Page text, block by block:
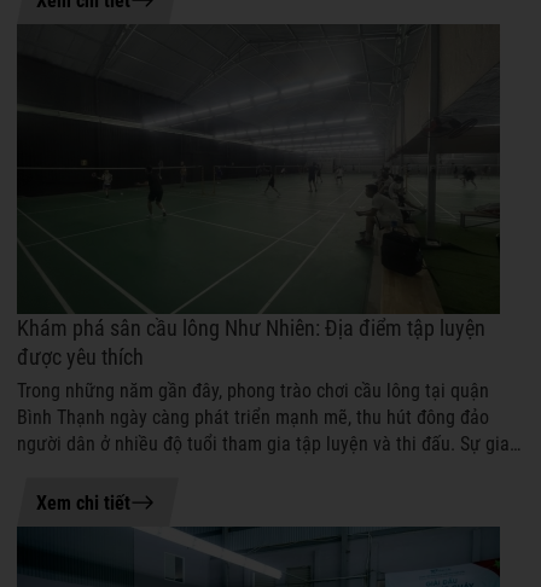
19-06-2026 08:47
Khám phá sân cầu lông Như Nhiên: Địa điểm tập luyện
được yêu thích
Trong những năm gần đây, phong trào chơi cầu lông tại quận
Bình Thạnh ngày càng phát triển mạnh mẽ, thu hút đông đảo
người dân ở nhiều độ tuổi tham gia tập luyện và thi đấu. Sự gia
Xem chi tiết